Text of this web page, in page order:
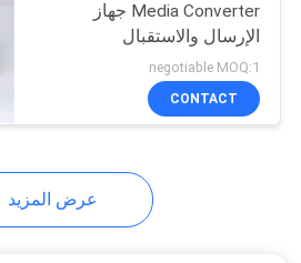
Media Converter جهاز
الإرسال والاستقبال
البصري لمسافات طويلة
negotiable MOQ:1
CONTACT
عرض المزيد